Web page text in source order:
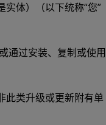
体）（以下统称“您”
通过安装、复制或使用
此类升级或更新附有单